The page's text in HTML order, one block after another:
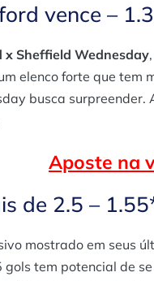
vence –
x Sheffield Wednesday
elenco forte que tem
busca
Aposte na
de 2.5 –
mostrado em seus
gols tem potencial de